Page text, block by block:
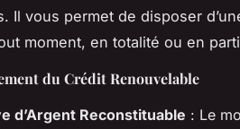
Il vous permet de disposer
moment, en totalité ou en
du Crédit Renouvelable
d’Argent Reconstituable : Le